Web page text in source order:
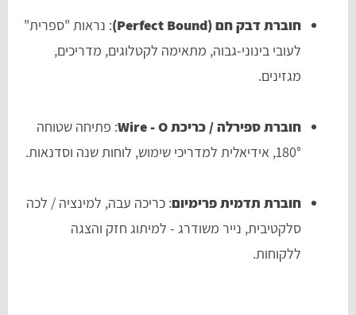
חוברת דבק חם (Perfect Bound)
: נראות "ספרית"
לעובי בינוני-גבוה, מתאימה לקטלוגים, מדריכים,
מגזינים.
חוברת ספירלה / כריכת Wire - O
: פתיחה שטוחה
180°, אידיאלית למדריכי שימוש, לוחות שנה וסדנאות.
חוברת תדמית פרימיום: כריכה עבה, למינציה / לכה
סלקטיבית, נייר משודרג - למיתוג חזק והצגה
ללקוחות.